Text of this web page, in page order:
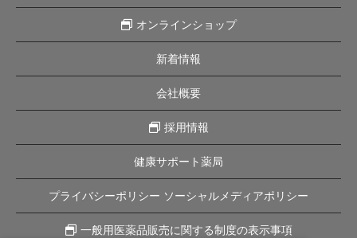
オンラインショップ
新着情報
会社概要
採用情報
健康サポート薬局
プライバシーポリシー ソーシャルメディアポリシー
一般用医薬品販売に関する制度の表示事項